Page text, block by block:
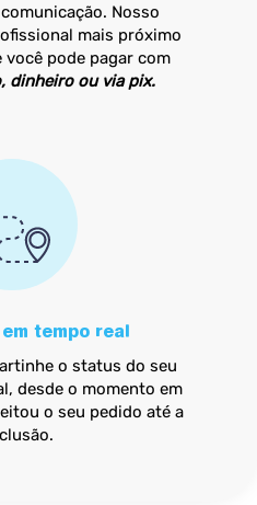
Nosso
mais próximo
pode pagar com
dinheiro ou via pix.
tempo real
o status do seu
desde o momento em
o seu pedido até a